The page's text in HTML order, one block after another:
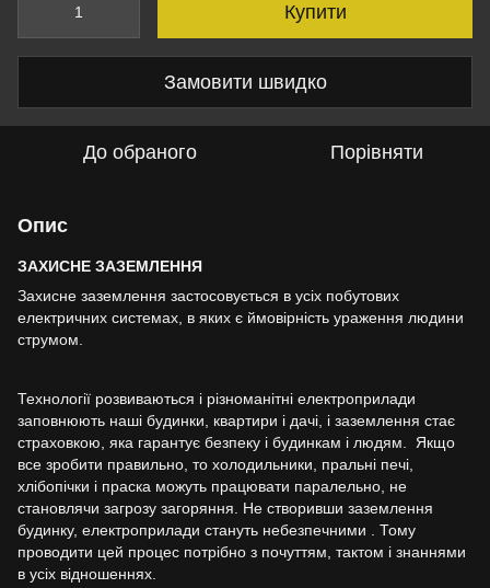
Купити
Замовити швидко
До обраного Порівняти
Опис
ЗАХИСНЕ ЗАЗЕМЛЕННЯ
Захисне заземлення застосовується в усіх побутових
електричних системах, в яких є ймовірність ураження людини
струмом.
Технології розвиваються і різноманітні електроприлади
заповнюють наші будинки, квартири і дачі, і заземлення стає
страховкою, яка гарантує безпеку і будинкам і людям. Якщо
все зробити правильно, то холодильники, пральні печі,
хлібопічки і праска можуть працювати паралельно, не
становлячи загрозу загоряння. Не створивши заземлення
будинку, електроприлади стануть небезпечними . Тому
проводити цей процес потрібно з почуттям, тактом і знаннями
в усіх відношеннях.